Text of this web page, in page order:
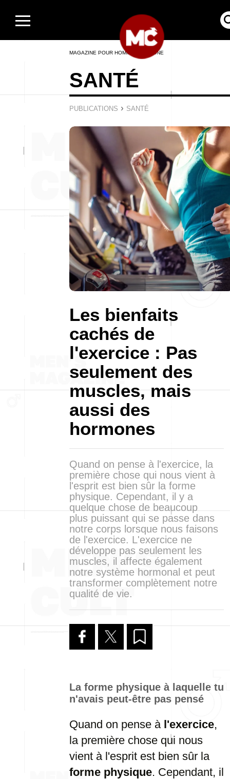
MAGAZINE POUR HOMMES EN LIGNE
SANTÉ
PUBLICATIONS › SANTÉ
Les bienfaits
cachés de
l'exercice : Pas
seulement des
muscles, mais
aussi des
hormones
Quand on pense à l'exercice, la
première chose qui nous vient à
l'esprit est bien sûr la forme
physique. Cependant, il y a
quelque chose de beaucoup
plus puissant qui se passe dans
notre corps lorsque nous faisons
de l'exercice. L'exercice ne
développe pas seulement les
muscles, il affecte également
notre système hormonal et peut
transformer complètement notre
qualité de vie.
La forme physique à laquelle tu
n'avais peut-être pas pensé
Quand on pense à l'exercice,
la première chose qui nous
vient à l'esprit est bien sûr la
forme physique. Cependant, il